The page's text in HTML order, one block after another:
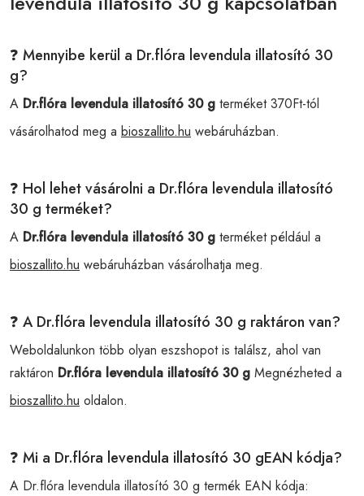
❓ Mennyibe kerül a Dr.flóra levendula illatosító 30
g?
A Dr.flóra levendula illatosító 30 g terméket 370Ft-tól
vásárolhatod meg a bioszallito.hu webáruházban.
❓ Hol lehet vásárolni a Dr.flóra levendula illatosító
30 g terméket?
A Dr.flóra levendula illatosító 30 g terméket például a
bioszallito.hu webáruházban vásárolhatja meg.
❓ A Dr.flóra levendula illatosító 30 g raktáron van?
Weboldalunkon több olyan eszshopot is találsz, ahol van
raktáron Dr.flóra levendula illatosító 30 g Megnézheted a
bioszallito.hu oldalon.
❓ Mi a Dr.flóra levendula illatosító 30 gEAN kódja?
A Dr.flóra levendula illatosító 30 g termék EAN kódja: